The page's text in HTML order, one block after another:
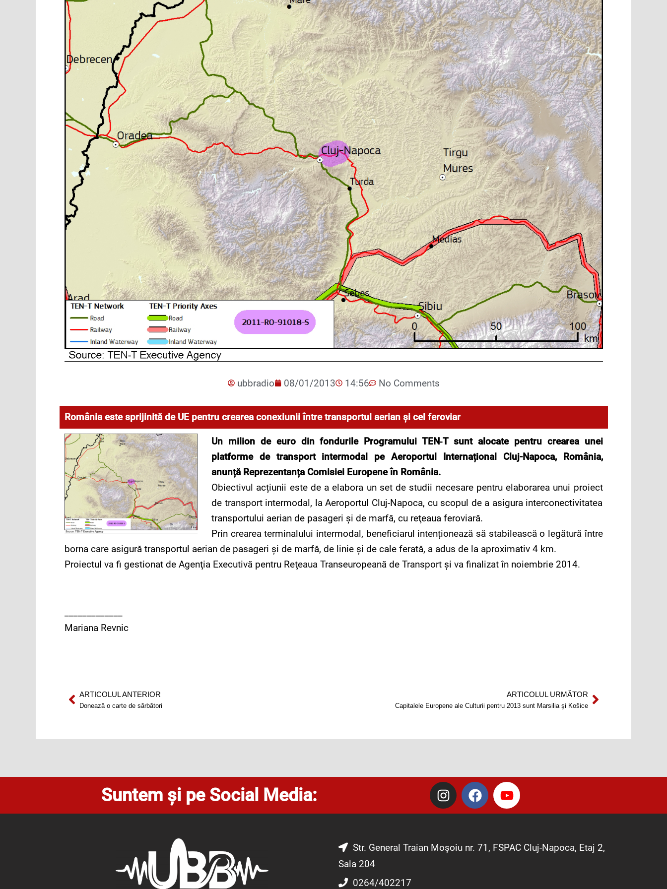
ubbradio 08/01/2013 14:56 No Comments
România este sprijinită de UE pentru crearea conexiunii între transportul aerian și cel feroviar
Un milion de euro din fondurile Programului TEN‑T sunt alocate pentru crearea unei
platforme de transport intermodal pe Aeroportul Internațional Cluj-Napoca, România,
anunță Reprezentanța Comisiei Europene în România.
Obiectivul acțiunii este de a elabora un set de studii necesare pentru elaborarea unui proiect
de transport intermodal, la Aeroportul Cluj-Napoca, cu scopul de a asigura interconectivitatea
transportului aerian de pasageri și de marfă, cu reţeaua feroviară.
Prin crearea terminalului intermodal, beneficiarul intenționează să stabilească o legătură între
borna care asigură transportul aerian de pasageri și de marfă, de linie şi de cale ferată, a adus de la aproximativ 4 km.
Proiectul va fi gestionat de Agenţia Executivă pentru Reţeaua Transeuropeană de Transport şi va finalizat în noiembrie 2014.
Mariana Revnic
Prev
ARTICOLUL ANTERIOR
Donează o carte de sărbători
ARTICOLUL URMĂTOR
Capitalele Europene ale Culturii pentru 2013 sunt Marsilia şi KošiceNext
Suntem și pe Social Media:
I
n
s
g
F
a
c
b
o
Y
o
u
u
b
Str. General Traian Moșoiu nr. 71, FSPAC Cluj-Napoca, Etaj 2,
Sala 204
0264/402217